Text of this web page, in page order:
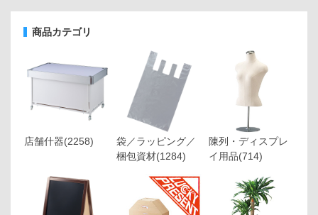
商品カテゴリ
店舗什器(2258)
袋／ラッピング／
梱包資材(1284)
陳列・ディスプレ
イ用品(714)